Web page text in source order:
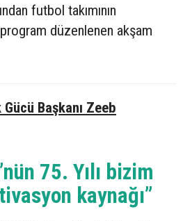
futbol takımının
düzenlenen akşam
Başkanı Zeeb
75. Yılı bizim
kaynağı”